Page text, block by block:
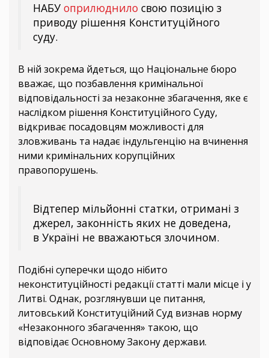
НАБУ оприлюднило свою позицію з
приводу рішення Конституційного
суду.
В ній зокрема йдеться, що Національне бюро
вважає, що позбавлення кримінальної
відповідальності за незаконне збагачення, яке є
наслідком рішення Конституційного Суду,
відкриває посадовцям можливості для
зловживань та надає індульгенцію на вчинення
ними кримінальних корупційних
правопорушень.
Відтепер мільйонні статки, отримані з
джерел, законність яких не доведена,
в Україні не вважаються злочином.
Подібні суперечки щодо нібито
неконституційності редакції статті мали місце і у
Литві. Однак, розглянувши це питання,
литовський Конституційний Суд визнав норму
«Незаконного збагачення» такою, що
відповідає Основному Закону держави.